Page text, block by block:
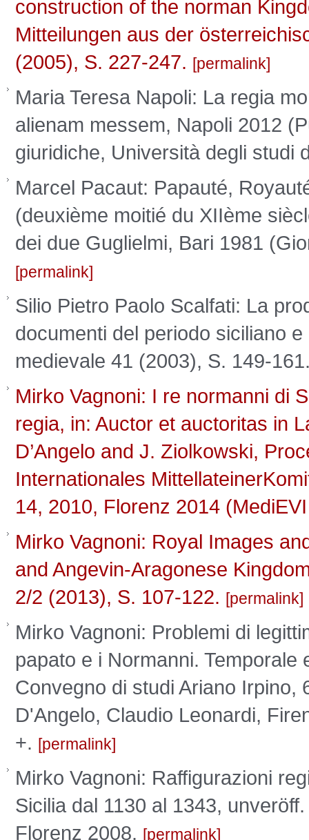
construction of the norman
Mitteilungen aus der
(2005), S. 227-247.
permalink
Maria Teresa Napoli: La regia
alienam messem, Napoli 2012
giuridiche, Università degli studi
Marcel Pacaut: Papauté,
(deuxième moitié du XIIème
dei due Guglielmi, Bari 1981
permalink
Silio Pietro Paolo Scalfati: La
documenti del periodo siciliano
medievale 41 (2003), S. 149-
Mirko Vagnoni: I re normanni di
regia, in: Auctor et auctoritas in
D’Angelo and J. Ziolkowski,
Internationales
14, 2010, Florenz 2014
Mirko Vagnoni: Royal Images
and Angevin-Aragonese
2/2 (2013), S. 107-122.
permalink
Mirko Vagnoni: Problemi di
papato e i Normanni.
Convegno di studi Ariano Irpino,
D'Angelo, Claudio Leonardi,
+.
permalink
Mirko Vagnoni: Raffigurazioni
Sicilia dal 1130 al 1343,
Florenz 2008.
permalink